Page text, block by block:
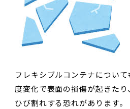
フレキシブルコンテナについ
度変化で表面の損傷が起きたり、
ひび割れする恐れがあります。